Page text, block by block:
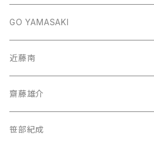
GO YAMASAKI
近藤南
齋藤雄介
笹部紀成